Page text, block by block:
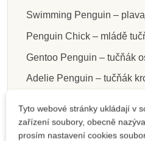
Swimming Penguin –
Penguin Chick – mládě
Gentoo Penguin – tučňák
Adelie Penguin – tučňák
Rockhopper Penguin –
Tyto webové stránky ukládají v
zařízení soubory, obecně
prosím nastavení cookies